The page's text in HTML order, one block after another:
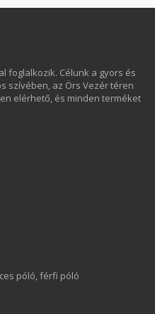
foglalkozik. Célunk a gyors és
szívében, az Örs Vezér téren
elérhető, és minden terméket
póló, férfi póló